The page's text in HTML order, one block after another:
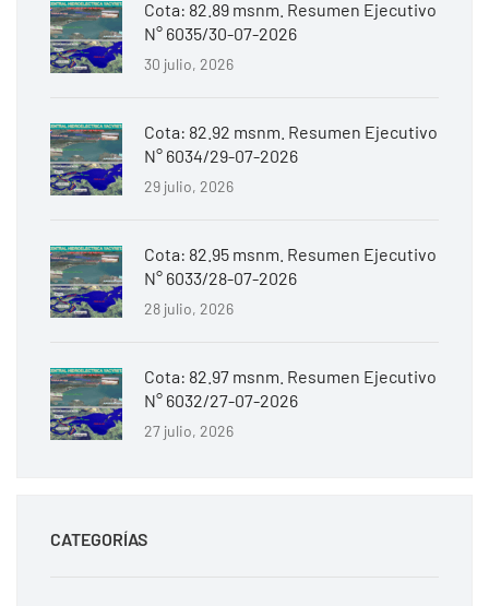
Cota: 82.89 msnm. Resumen Ejecutivo
N° 6035/30-07-2026
30 julio, 2026
Cota: 82.92 msnm. Resumen Ejecutivo
N° 6034/29-07-2026
29 julio, 2026
Cota: 82.95 msnm. Resumen Ejecutivo
N° 6033/28-07-2026
28 julio, 2026
Cota: 82.97 msnm. Resumen Ejecutivo
N° 6032/27-07-2026
27 julio, 2026
CATEGORÍAS